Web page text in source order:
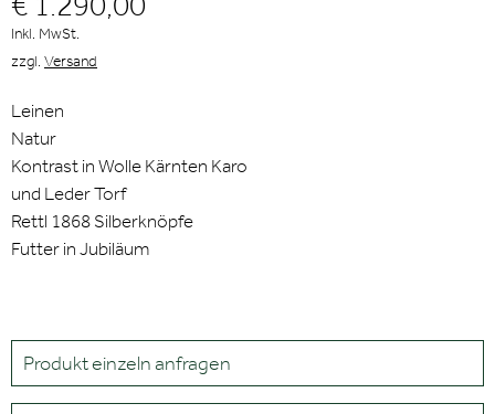
Inkl. MwSt.
zzgl. Versand
Leinen
Natur
Kontrast in Wolle Kärnten Karo
und Leder Torf
Rettl 1868 Silberknöpfe
Futter in Jubiläum
Produkt einzeln anfragen